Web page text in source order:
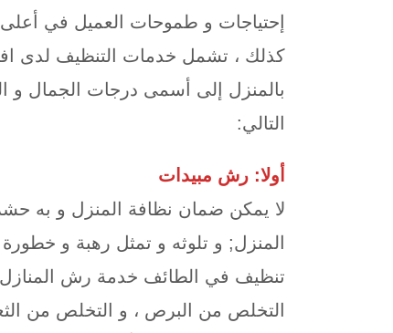
إحتياجات و طموحات العميل في
كذلك ، تشمل خدمات التنظيف لدى
بالمنزل إلى أسمى درجات الجمال و
التالي:
أولا: رش مبيدات
لا يمكن ضمان نظافة المنزل و به
المنزل; و تلوثه و تمثل رهبة و
تنظيف في الطائف خدمة رش المنازل
التخلص من البرص ، و التخلص من